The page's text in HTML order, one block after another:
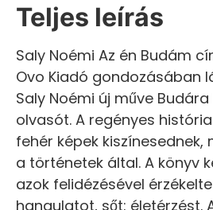
Teljes leírás
Saly Noémi Az én Budám
Ovo Kiadó gondozásában
Saly Noémi új műve
olvasót. A regényes
fehér képek kiszínesednek,
a történetek által. A könyv
azok felidézésével
hangulatot, sőt: életérzést.